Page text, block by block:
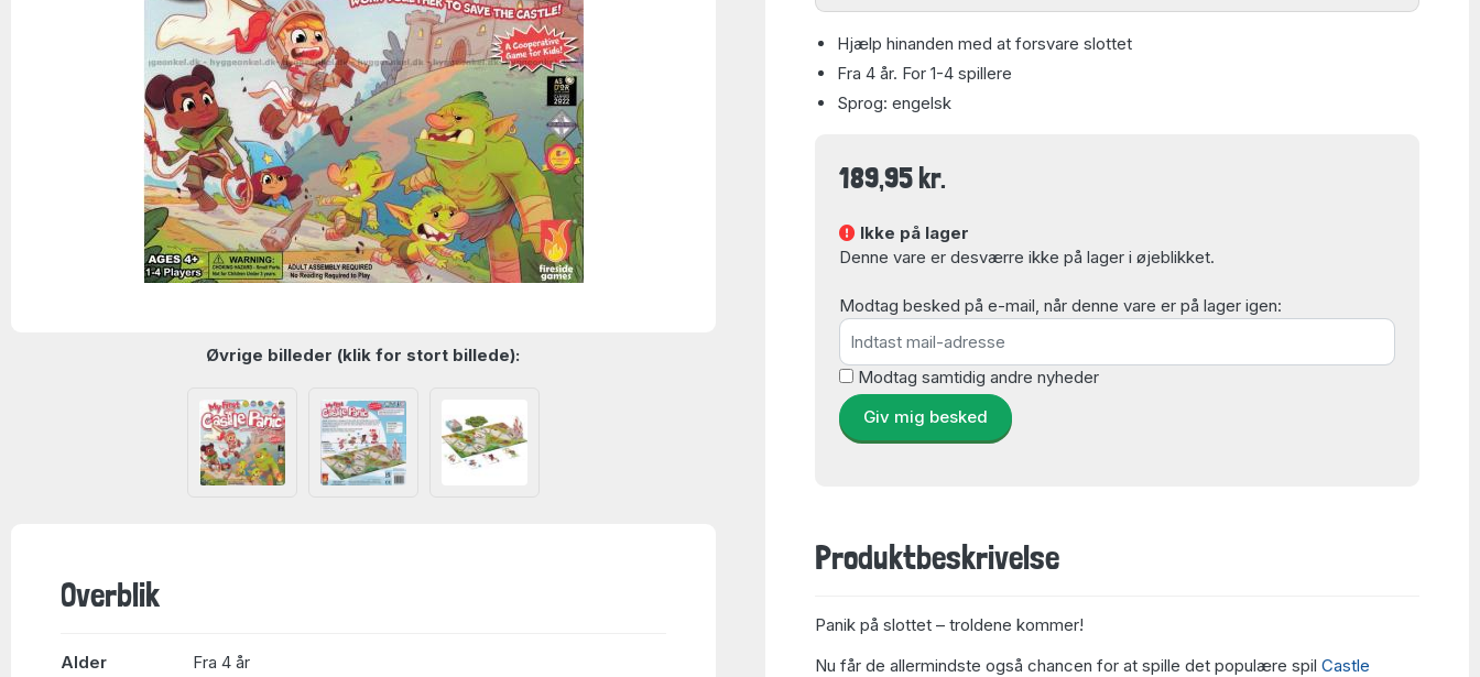
Øvrige billeder (klik for stort billede):
Overblik
Alder
Fra 4 år
Hjælp hinanden med at forsvare slottet
Fra 4 år. For 1-4 spillere
Sprog: engelsk
189,95 kr.
Ikke på lager
Denne vare er desværre ikke på lager i øjeblikket.
Modtag besked på e-mail, når denne vare er på lager igen:
Modtag samtidig andre nyheder
Giv mig besked
Produktbeskrivelse
Panik på slottet – troldene kommer!
Nu får de allermindste også chancen for at spille det populære spil Castle